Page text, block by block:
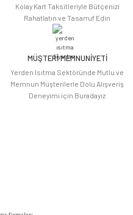
Kolay Kart Taksitleriyle Bütçenizi
Rahatlatın ve Tasarruf Edin
MÜŞTERİ MEMNUNİYETİ
Yerden Isıtma Sektöründe Mutlu ve
Memnun Müşterilerle Dolu Alışveriş
Deneyimi için Buradayız